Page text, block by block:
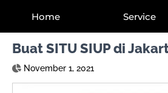
Home Service
Buat SITU SIUP di
November 1, 2021